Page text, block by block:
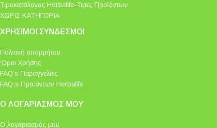
Τιμοκατάλογος Herbalife-Τιμες Προϊόντων
ΧΩΡΙΣ ΚΑΤΗΓΟΡΙΑ
ΧΡΉΣΙΜΟΙ ΣΎΝΔΕΣΜΟΙ
Πολιτική απορρήτου
‘Οροι Χρήσης
FAQ’s Παραγγελίες
FAQ;s Προϊόντων Herbalife
Ο ΛΟΓΑΡΙΑΣΜΌΣ ΜΟΥ
Ο λογαριασμός μου